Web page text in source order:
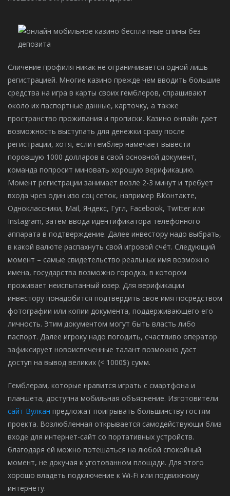
Сличение профиля никак не ограничивается одной лишь
регистрацией. Многие казино прежде чем вводить большие
средства на игра в карты своих гемблеров, спрашивают
около их паспортные данные, карточку, а также
пространство проживания и прописки. Казино онлайн дает
возможность выступать для денежки сразу после
регистрации, хотя, если гемблер намечает вывести
поровшую 1000 долларов в свой основной документ,
команда попросит миновать хорошую верификацию.
Момент регистрации занимает возле 2-3 минут и требует
входа чрез один изо соц сеток, например ВКонтакте,
Одноклассники, Mail, Яндекс, Гугл, Facebook, Twitter или
Instagram, затем ввода идентификатора телефонного
аппарата в подтверждение. Далее инвестору надо выбрать,
в какой валюте распахнуть свой игровой счёт. Следующий
момент – самые свидетельство реальных имя возможно
имена, государства возможно городка, в котором
проживает неиспытанный юзер. Для верификации
инвестору понадобится подтвердить свое имя посредством
фотографии или копии документа, поддерживающего его
личность. Этим документом могут быть власть либо
паспорт. Далее игроку надо погодить, счастливо оператор
зафиксирует новоиспеченные талант возможно даст
доступ на вывод великих (< 1000$) сумм.
Гемблерам, которые нравится играть с смартфона и
планшета, доступна мобильная объяснение. Изготовители
сайт Вулкан предложат поигрывать большинству гостям
проекта. Возлюбленная открывается самодействующи близ
входе для интернет-сайт со портативных устройств.
благодаря ей можно потешаться на любой спокойный
момент, не докучая к уготованном площади. Для этого
хорошо владеть подключение к Wi-Fi или подвижному
интернету.